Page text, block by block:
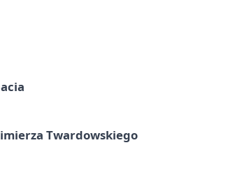
Twardowskiego